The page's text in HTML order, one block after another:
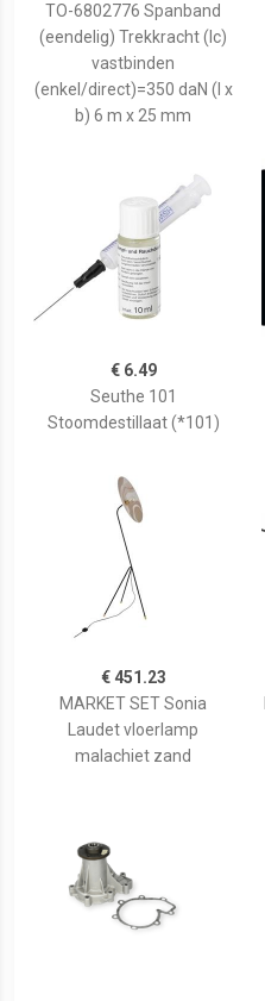
TO-6802776 Spanband
(eendelig) Trekkracht (lc)
vastbinden
(enkel/direct)=350 daN (l x
b) 6 m x 25 mm
€ 6.49
Seuthe 101
Stoomdestillaat (*101)
€ 451.23
MARKET SET Sonia
Laudet vloerlamp
malachiet zand